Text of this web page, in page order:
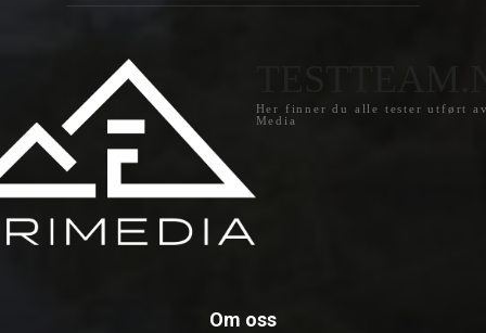
Her finner du alle tester utført
Media
Om oss